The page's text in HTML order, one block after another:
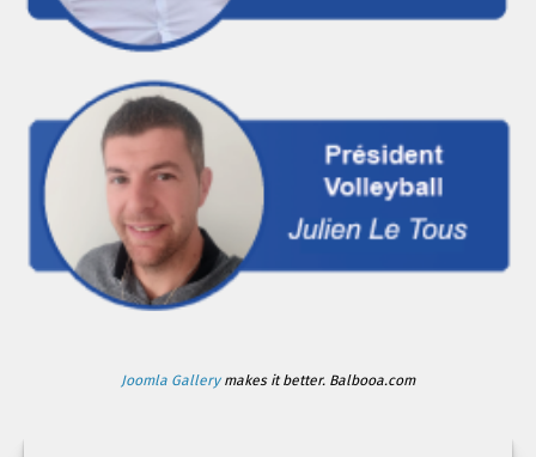
Joomla Gallerymakes it better. Balbooa.com